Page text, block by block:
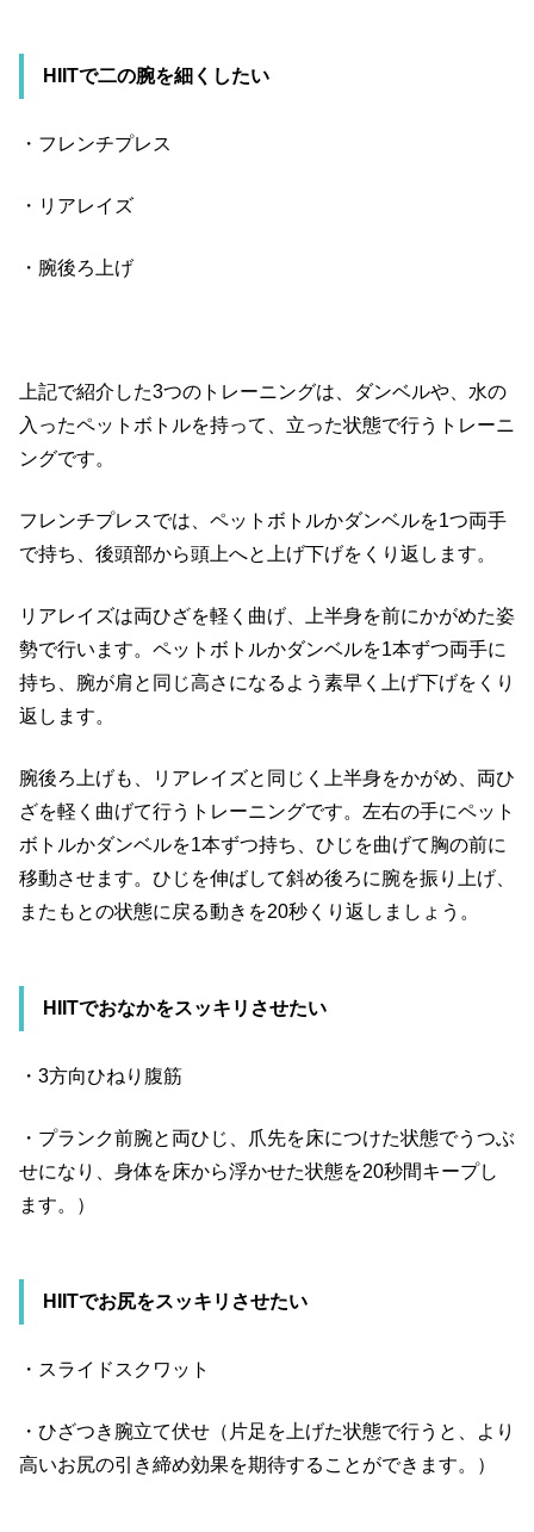
HIITで二の腕を細くしたい
・フレンチプレス
・リアレイズ
・腕後ろ上げ
上記で紹介した3つのトレーニングは、ダンベルや、水の
入ったペットボトルを持って、立った状態で行うトレーニ
ングです。
フレンチプレスでは、ペットボトルかダンベルを1つ両手
で持ち、後頭部から頭上へと上げ下げをくり返します。
リアレイズは両ひざを軽く曲げ、上半身を前にかがめた姿
勢で行います。ペットボトルかダンベルを1本ずつ両手に
持ち、腕が肩と同じ高さになるよう素早く上げ下げをくり
返します。
腕後ろ上げも、リアレイズと同じく上半身をかがめ、両ひ
ざを軽く曲げて行うトレーニングです。左右の手にペット
ボトルかダンベルを1本ずつ持ち、ひじを曲げて胸の前に
移動させます。ひじを伸ばして斜め後ろに腕を振り上げ、
またもとの状態に戻る動きを20秒くり返しましょう。
HIITでおなかをスッキリさせたい
・ 3方向ひねり腹筋
・プランク前腕と両ひじ、爪先を床につけた状態でうつぶ
せになり、身体を床から浮かせた状態を20秒間キープし
ます。）
HIITでお尻をスッキリさせたい
・スライドスクワット
・ひざつき腕立て伏せ（片足を上げた状態で行うと、より
高いお尻の引き締め効果を期待することができます。）